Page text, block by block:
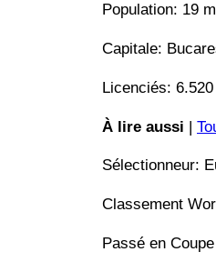
Population: 19
Capitale:
Licenciés: 6.520
À lire aussi |
Sélectionneur:
Classement
Passé en